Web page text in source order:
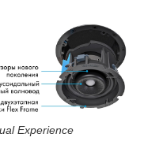
Experience